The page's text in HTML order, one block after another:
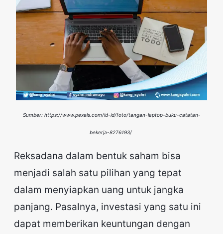
Sumber: https://www.pexels.com/id-id/foto/tangan-laptop-buku-catatan-
bekerja-8276193/
Reksadana dalam bentuk saham bisa
menjadi salah satu pilihan yang tepat
dalam menyiapkan uang untuk jangka
panjang. Pasalnya, investasi yang satu ini
dapat memberikan keuntungan dengan